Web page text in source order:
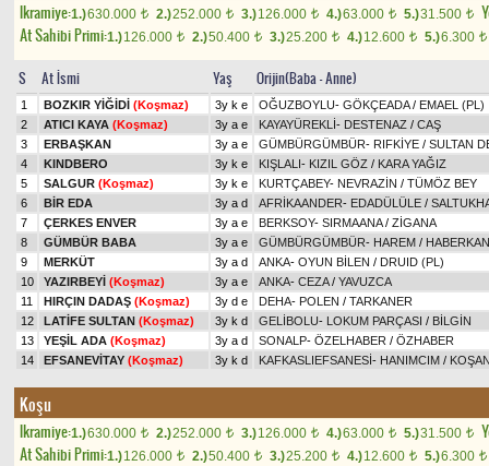
Ikramiye:1.)630.000 t 2.)252.000 t 3.)126.000 t 4.)63.000 t 5.)31.500 t
At Sahibi Primi:1.)126.000 t 2.)50.400 t 3.)25.200 t 4.)12.600 t 5.)6.300 t
S At İsmi Yaş Orijin(Baba - Anne)
1 BOZKIR YİĞİDİ (Koşmaz) 3y k e OĞUZBOYLU- GÖKÇEADA/ EMAEL (PL)
2
ATICI KAYA (Koşmaz) 3y a e KAYAYÜREKLİ- DESTENAZ / CAŞ
3
ERBAŞKAN 3y a e GÜMBÜRGÜMBÜR- RIFKİYE / SULTAN
4
KINDBERO 3y k e KIŞLALI- KIZIL GÖZ / KARA YAĞIZ
5
SALGUR (Koşmaz) 3y k e KURTÇABEY- NEVRAZİN / TÜMÖZ BEY
6
BİR EDA 3y a d AFRİKAANDER- EDADÜLÜLE /
7
ÇERKES ENVER 3y a e BERKSOY- SIRMAANA/ ZİGANA
8
GÜMBÜR BABA 3y a e GÜMBÜRGÜMBÜR- HAREM / HABERKAN
9
MERKÜT 3y a d ANKA- OYUN BİLEN / DRUID (PL)
10
YAZIRBEYİ (Koşmaz) 3y a e ANKA- CEZA/ YAVUZCA
11
HIRÇIN DADAŞ (Koşmaz) 3y d e DEHA- POLEN / TARKANER
12
LATİFE SULTAN (Koşmaz) 3y k d GELİBOLU- LOKUM PARÇASI / BİLGİN
13
YEŞİL ADA (Koşmaz) 3y a d SONALP- ÖZELHABER / ÖZHABER
14
EFSANEVİTAY (Koşmaz) 3y k d KAFKASLIEFSANESİ- HANIMCIM /
Koşu
Ikramiye:1.)630.000 t 2.)252.000 t 3.)126.000 t 4.)63.000 t 5.)31.500 t
At Sahibi Primi:1.)126.000 t 2.)50.400 t 3.)25.200 t 4.)12.600 t 5.)6.300 t